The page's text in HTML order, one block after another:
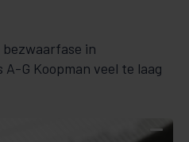
in
G Koopman veel te laag